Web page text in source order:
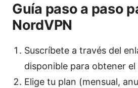
Guía paso a paso
NordVPN
Suscríbete a través del
disponible para obtener
Elige tu plan (mensual,